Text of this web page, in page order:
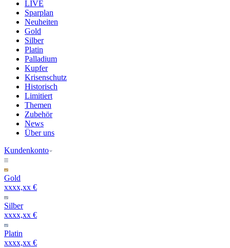
LIVE
Sparplan
Neuheiten
Gold
Silber
Platin
Palladium
Kupfer
Krisenschutz
Historisch
Limitiert
Themen
Zubehör
News
Über uns
Kundenkonto
Gold
xxxx,xx €
Silber
xxxx,xx €
Platin
xxxx,xx €